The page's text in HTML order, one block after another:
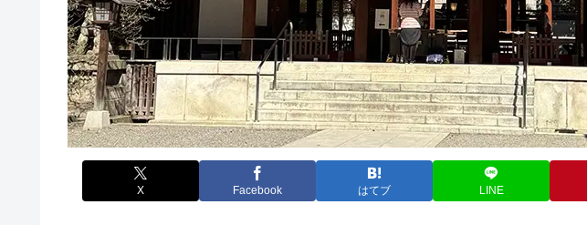
X Facebook はてブ LINE